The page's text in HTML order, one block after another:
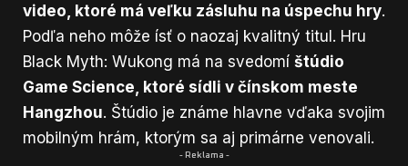
video, ktoré má veľku zásluhu na úspechu hry.
Podľa neho môže ísť o naozaj kvalitný titul. Hru
Black Myth: Wukong má na svedomí štúdio
Game Science, ktoré sídli v čínskom meste
Hangzhou. Štúdio je známe hlavne vďaka svojim
mobilným hrám, ktorým sa aj primárne venovali.
- Reklama -